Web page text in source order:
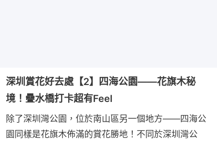
深圳賞花好去處【2】四海公園——花旗木秘
境！疊水橋打卡超有Feel
除了深圳灣公園，位於南山區另一個地方——四海公
園同樣是花旗木佈滿的賞花勝地！不同於深圳灣公